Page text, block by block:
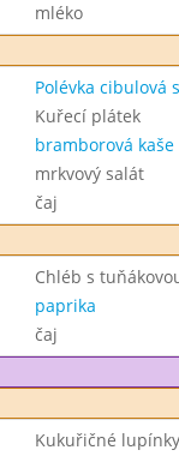
mléko
Polévka cibulová
Kuřecí plátek
bramborová kaše
mrkvový salát
čaj
Chléb s
paprika
čaj
Kukuřičné lupínky